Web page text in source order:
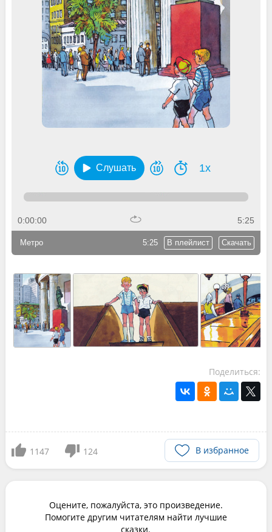
Слушать 1x
0:00:00 5:25
5:25 В плейлист Скачать
Метро
Поделиться:
1147 124 В избранное
Оцените, пожалуйста, это произведение.
Помогите другим читателям найти лучшие
сказки.